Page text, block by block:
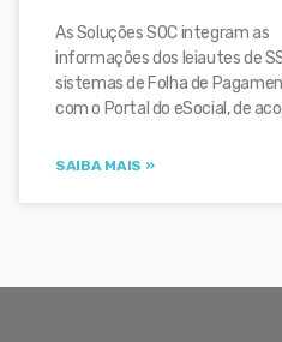
As Soluções SOC integram as
informações dos leiautes de
sistemas de Folha de
com o Portal do eSocial, de
SAIBA MAIS »